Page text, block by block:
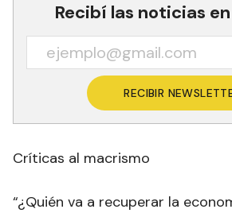
Recibí las noticias
RECIBIR
Críticas al macrismo
“¿Quién va a recuperar la